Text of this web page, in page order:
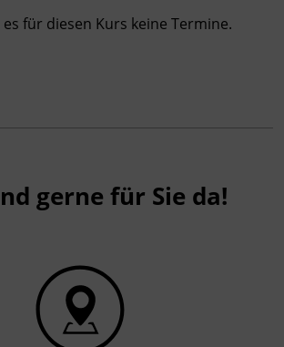
für diesen Kurs keine Termine.
gerne für Sie da!